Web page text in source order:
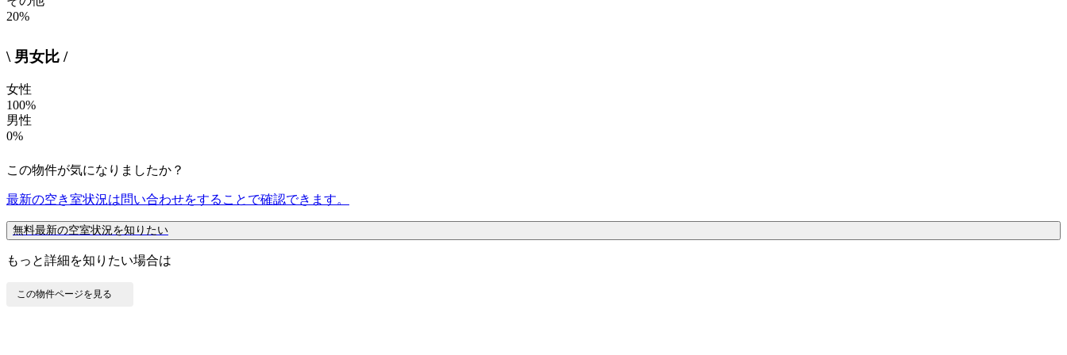
20%
\ 男女比 /
女性
100%
男性
0%
この物件が気になりましたか？
最新の空き室状況は問い合わせをすることで確認できます。
無料最新の空室状況を知りたい
もっと詳細を知りたい場合は
この物件ページを見る